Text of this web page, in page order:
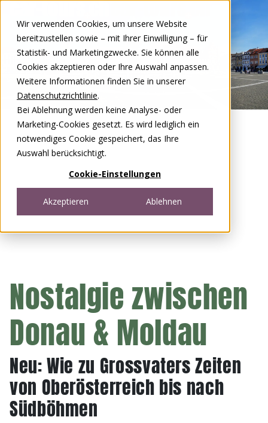
Wir verwenden Cookies, um unsere Website
bereitzustellen sowie – mit Ihrer Einwilligung – für
Statistik- und Marketingzwecke. Sie können alle
Cookies akzeptieren oder Ihre Auswahl anpassen.
Weitere Informationen finden Sie in unserer
Datenschutzrichtlinie.
Bei Ablehnung werden keine Analyse- oder
Marketing-Cookies gesetzt. Es wird lediglich ein
notwendiges Cookie gespeichert, das Ihre
Auswahl berücksichtigt.
Cookie-Einstellungen
Akzeptieren Ablehnen
DEFR
Open menu
Nostalgie zwischen
Donau & Moldau
Neu: Wie zu Grossvaters Zeiten
von Oberösterreich bis nach
Südböhmen